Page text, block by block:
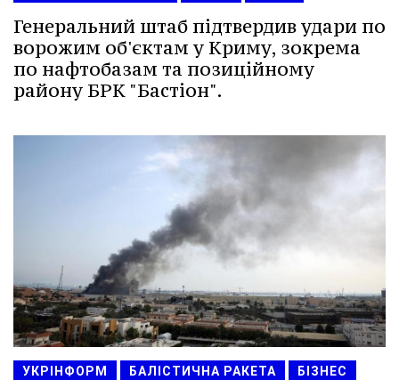
Генеральний штаб підтвердив удари по
ворожим об'єктам у Криму, зокрема
по нафтобазам та позиційному
району БРК "Бастіон".
УКРІНФОРМ БАЛІСТИЧНА РАКЕТА БІЗНЕС